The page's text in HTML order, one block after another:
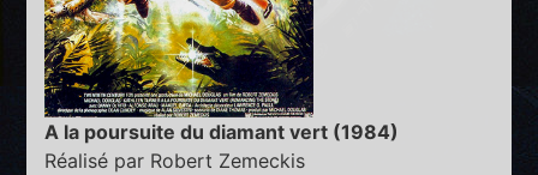
A la poursuite du diamant vert (1984)
Réalisé par Robert Zemeckis